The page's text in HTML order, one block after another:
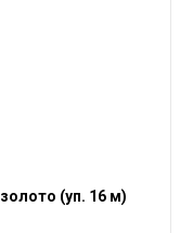
(уп. 16 м)